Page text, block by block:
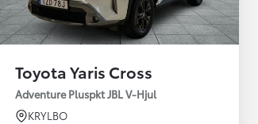
Toyota Yaris Cross
Adventure Pluspkt JBL V-Hjul
KRYLBO